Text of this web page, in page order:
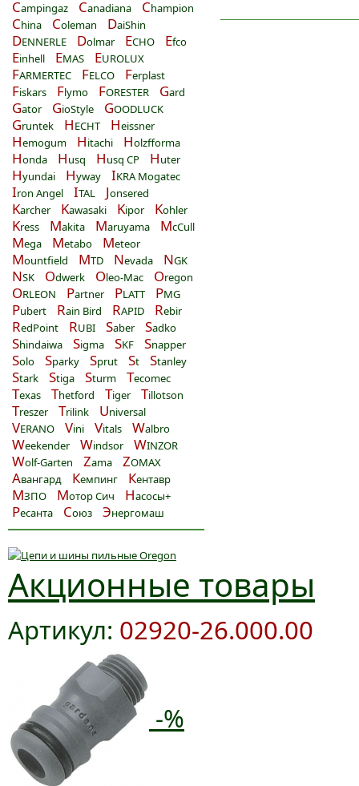
Campingaz Canadiana Champion
China Coleman DaiShin
DENNERLE Dolmar ECHO Efco
Einhell EMAS EUROLUX
FARMERTEC FELCO Ferplast
Fiskars Flymo FORESTER Gard
Gator GioStyle GOODLUCK
Gruntek HECHT Heissner
Hemogum Hitachi Holzfforma
Honda Husq Husq CP Huter
Hyundai Hyway IKRA Mogatec
Iron Angel ITAL Jonsered
Karcher Kawasaki Kipor Kohler
Kress Makita Maruyama McCull
Mega Metabo Meteor
Mountfield MTD Nevada NGK
NSK Odwerk Oleo-Mac Oregon
ORLEON Partner PLATT PMG
Pubert Rain Bird RAPID Rebir
RedPoint RUBI Saber Sadko
Shindaiwa Sigma SKF Snapper
Solo Sparky Sprut St Stanley
Stark Stiga Sturm Tecomec
Texas Thetford Tiger Tillotson
Treszer Trilink Universal
VERANO Vini Vitals Walbro
Weekender Windsor WINZOR
Wolf-Garten Zama ZOMAX
Авангард Кемпинг Кентавр
МЗПО Мотор Сич Насосы+
Ресанта Союз Энергомаш
Акционные товары
Артикул: 02920-26.000.00
-%